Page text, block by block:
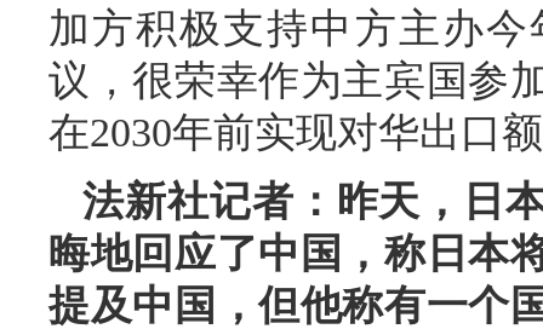
加方积极支持中方主办
议，很荣幸作为主宾国参
在2030年前实现对华出口
法新社记者：昨天，日
晦地回应了中国，称日本
提及中国，但他称有一个